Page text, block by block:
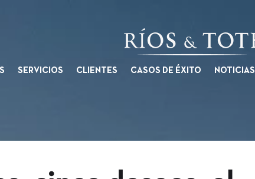
SERVICIOS CLIENTES CASOS DE ÉXITO NOTICIAS